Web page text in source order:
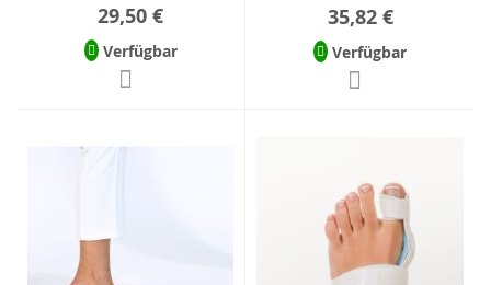
29,50 €
Verfügbar
35,82 €
Verfügbar